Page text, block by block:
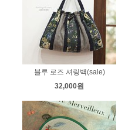
블루 로즈 셔링백(sale)
32,000원